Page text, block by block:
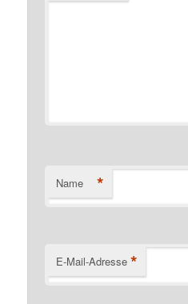
Name *
E-Mail-Adresse *